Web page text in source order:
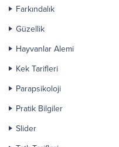
Farkındalık
Güzellik
Hayvanlar Alemi
Kek Tarifleri
Parapsikoloji
Pratik Bilgiler
Slider